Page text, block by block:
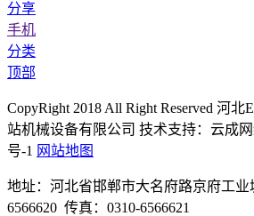
分享
手机
分类
顶部
CopyRight 2018 All Right Reserved 河
站机械设备有限公司 技术支持：云成网
号-1 网站地图
地址：河北省邯郸市大名府路京府工业
6566620 传真：0310-6566621